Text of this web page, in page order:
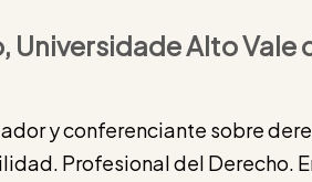
Universidade Alto Vale
y conferenciante sobre
Profesional del Derecho.